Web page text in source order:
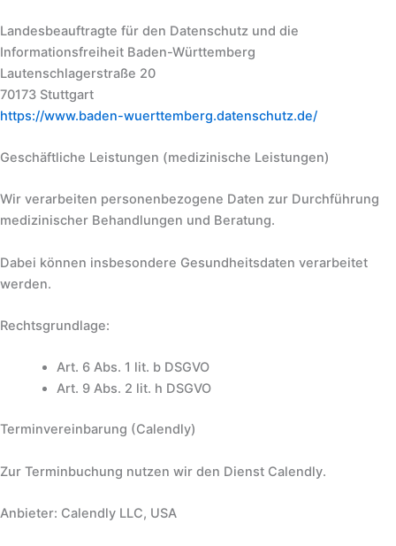
Landesbeauftragte für den Datenschutz und die
Informationsfreiheit Baden-Württemberg
Lautenschlagerstraße 20
70173 Stuttgart
https://www.baden-wuerttemberg.datenschutz.de/
Geschäftliche Leistungen (medizinische Leistungen)
Wir verarbeiten personenbezogene Daten zur Durchführung
medizinischer Behandlungen und Beratung.
Dabei können insbesondere Gesundheitsdaten verarbeitet
werden.
Rechtsgrundlage:
Art. 6 Abs. 1 lit. b DSGVO
Art. 9 Abs. 2 lit. h DSGVO
Terminvereinbarung (Calendly)
Zur Terminbuchung nutzen wir den Dienst Calendly.
Anbieter: Calendly LLC, USA